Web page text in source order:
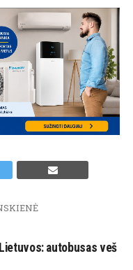
autobusas veš